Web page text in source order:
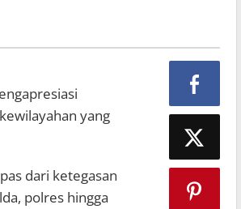
yang
dari ketegasan
polres hingga